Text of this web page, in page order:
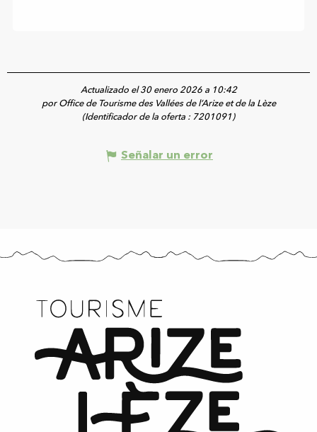
Actualizado el 30 enero 2026 a 10:42
por Office de Tourisme des Vallées de l’Arize et de la Lèze
(Identificador de la oferta : 7201091 )
Señalar un error